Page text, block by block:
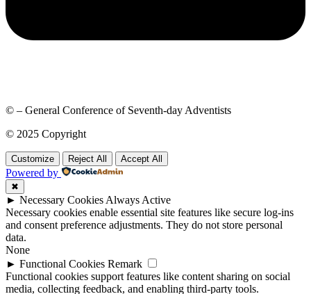
© – General Conference of Seventh-day Adventists
© 2025 Copyright
Customize Reject All Accept All
Powered by
✖
► Necessary Cookies Always Active
Necessary cookies enable essential site features like secure log-ins
and consent preference adjustments. They do not store personal
data.
None
► Functional Cookies Remark
Functional cookies support features like content sharing on social
media, collecting feedback, and enabling third-party tools.